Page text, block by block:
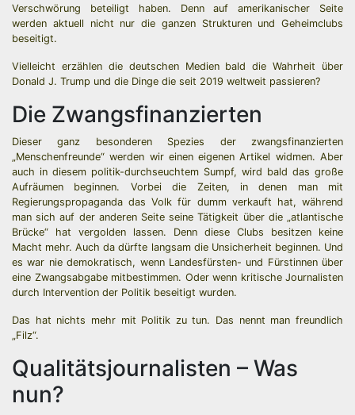
Verschwörung beteiligt haben. Denn auf amerikanischer Seite
werden aktuell nicht nur die ganzen Strukturen und Geheimclubs
beseitigt.
Vielleicht erzählen die deutschen Medien bald die Wahrheit über
Donald J. Trump und die Dinge die seit 2019 weltweit passieren?
Die Zwangsfinanzierten
Dieser ganz besonderen Spezies der zwangsfinanzierten
„Menschenfreunde“ werden wir einen eigenen Artikel widmen. Aber
auch in diesem politik-durchseuchtem Sumpf, wird bald das große
Aufräumen beginnen. Vorbei die Zeiten, in denen man mit
Regierungspropaganda das Volk für dumm verkauft hat, während
man sich auf der anderen Seite seine Tätigkeit über die „atlantische
Brücke“ hat vergolden lassen. Denn diese Clubs besitzen keine
Macht mehr. Auch da dürfte langsam die Unsicherheit beginnen. Und
es war nie demokratisch, wenn Landesfürsten- und Fürstinnen über
eine Zwangsabgabe mitbestimmen. Oder wenn kritische Journalisten
durch Intervention der Politik beseitigt wurden.
Das hat nichts mehr mit Politik zu tun. Das nennt man freundlich
„Filz“.
Qualitätsjournalisten – Was
nun?